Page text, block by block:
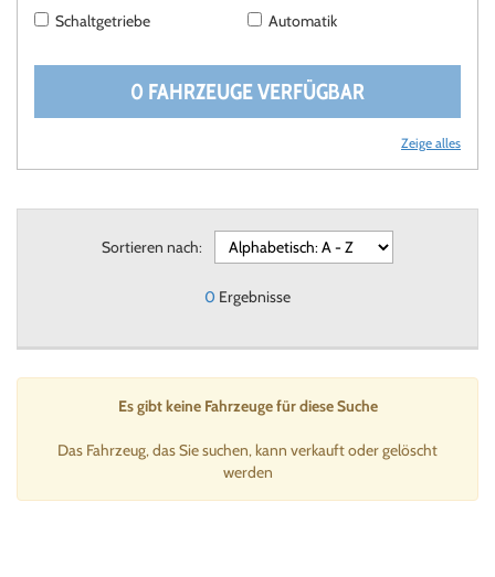
Schaltgetriebe
Automatik
0 FAHRZEUGE VERFÜGBAR
Zeige alles
Sortieren nach:
0 Ergebnisse
Es gibt keine Fahrzeuge für diese Suche
Das Fahrzeug, das Sie suchen, kann verkauft oder gelöscht
werden